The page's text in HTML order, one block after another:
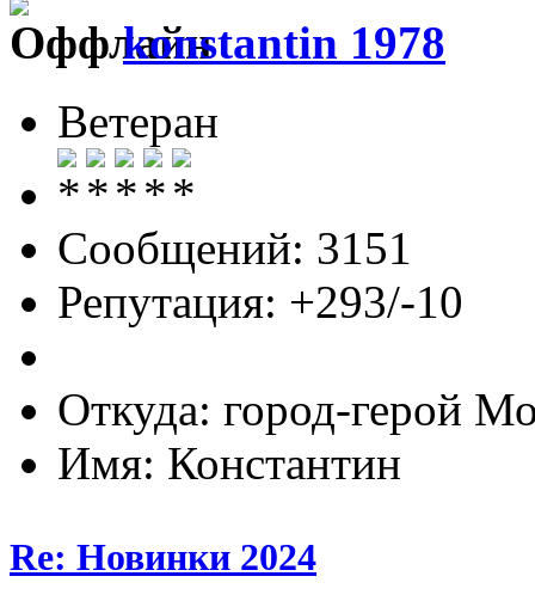
konstantin 1978
Ветеран
Сообщений: 3151
Репутация: +293/-10
Откуда: город-герой
Имя: Константин
Re: Новинки 2024